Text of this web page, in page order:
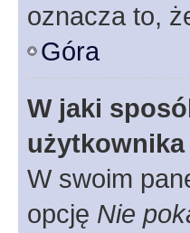
oznacza to,
Góra
W jaki
W swoim
opcję Nie